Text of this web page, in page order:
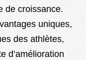
de croissance.
uniques,
des athlètes,
d’amélioration